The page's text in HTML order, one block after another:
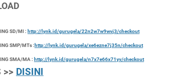
SD/MI : http://lynk.id/gurugela/22n2w7w9wvj3/checkout
SMP/MTs : http://lynk.id/gurugela/xe6ezne7j35n/checkout
SMA/MA : http://lynk.id/gurugela/n7x7e66x71yv/checkout
>> DISINI